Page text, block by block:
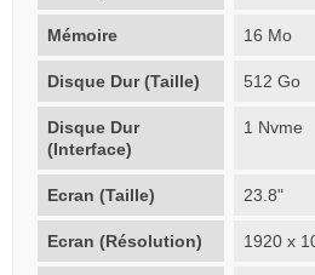
Mémoire 16 Mo
Disque Dur (Taille) 512 Go
Disque Dur
(Interface)
1 Nvme
Ecran (Taille) 23.8"
Ecran (Résolution) 1920 x